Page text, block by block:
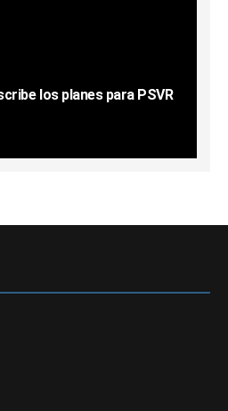
los planes para PSVR